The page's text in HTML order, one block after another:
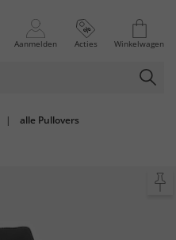
Aanmelden Acties Winkelwagen
| alle Pullovers